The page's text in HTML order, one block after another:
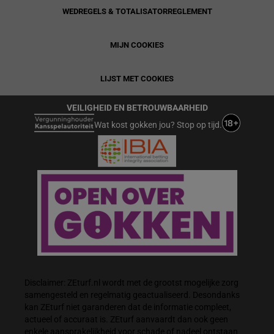
WEDREGELS & TOTALISATORREGLEMENT
MIJN COOKIES
LIJST MET COOKIES
VEILIGHEID EN BETROUWBAARHEID
Wat kost gokken jou? Stop op tijd.
Disclaimer: ZEturf.nl wordt met de grootst mogelijke zorg
samengesteld en regelmatig geactualiseerd. Desondanks
kan ZEturf niet garanderen dat de informatie compleet,
actueel of accuraat is. ZEturf aanvaardt dan ook geen
enkele aansprakelijkheid voor schade of nadeel ontstaan